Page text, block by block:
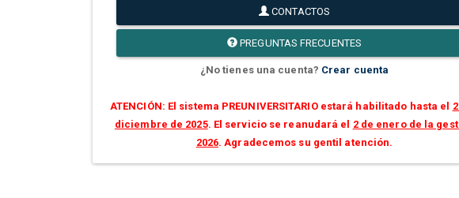
CONTACTOS
PREGUNTAS FRECUENTES
¿No tienes una cuenta? Crear cuenta
ATENCIÓN: El sistema PREUNIVERSITARIO estará habilitado hasta el
diciembre de 2025. El servicio se reanudará el 2 de enero de la
2026. Agradecemos su gentil atención.